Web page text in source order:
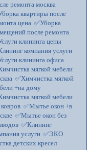
ремонта москва
квартиры после
цена ✅Уборка
после ремонта
клининга цены
компания услуги
клининга офиса
мягкой мебели
✅Химчистка мягкой
+на дому
мягкой мебели
ковров ✅Мытье окон +в
✅Мытье окон без
✅Клининг
услуги ✅ЭКО
детских кресел